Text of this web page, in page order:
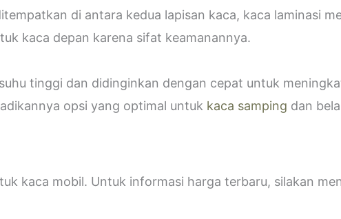
di antara kedua lapisan kaca, kaca laminasi
kaca depan karena sifat keamanannya.
tinggi dan didinginkan dengan cepat untuk
opsi yang optimal untuk kaca samping dan
kaca mobil. Untuk informasi harga terbaru, silakan